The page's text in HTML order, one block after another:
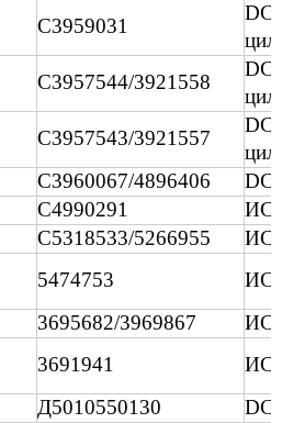
C3959031
C3957544/3921558
C3957543/3921557
C3960067/4896406
C4990291
C5318533/5266955
5474753
3695682/3969867
ИСГ
3691941
ИСГ
Д5010550130